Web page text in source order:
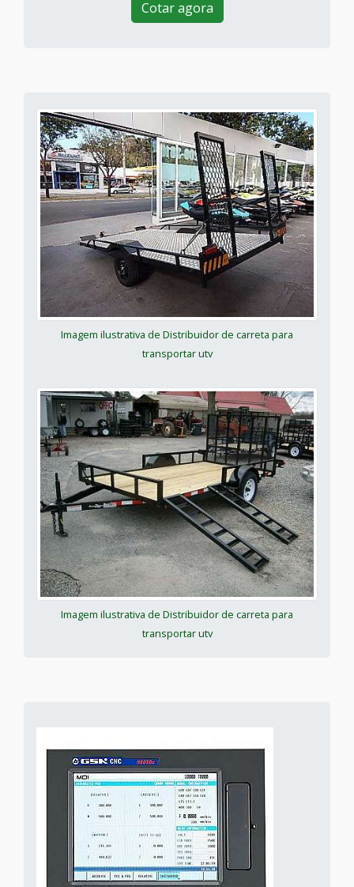
Cotar agora
Imagem ilustrativa de Distribuidor de carreta para
transportar utv
Imagem ilustrativa de Distribuidor de carreta para
transportar utv